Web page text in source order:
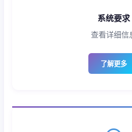
系统要求
查看详细信
了解更多